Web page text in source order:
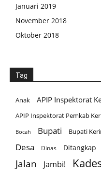
Januari 2019
November 2018
Oktober 2018
Tag
Anak APIP Inspektorat
APIP Inspektorat Pemkab
Bocah Bupati Bupati
Desa Dinas Ditangkap
Jalan Jambi!